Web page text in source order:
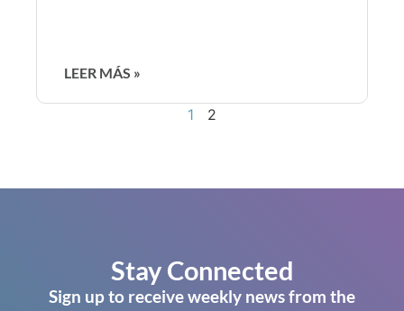
LEER MÁS »
1 2
Stay Connected
Sign up to receive weekly news from the